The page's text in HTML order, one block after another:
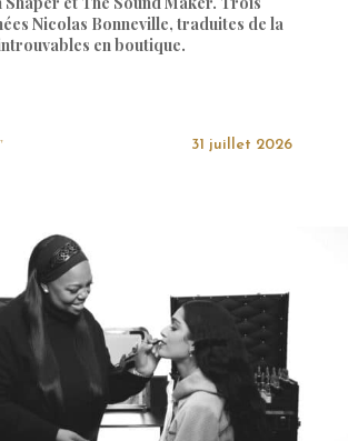
Nicolas Bonneville, traduites de la
en boutique.
31 juillet 2026